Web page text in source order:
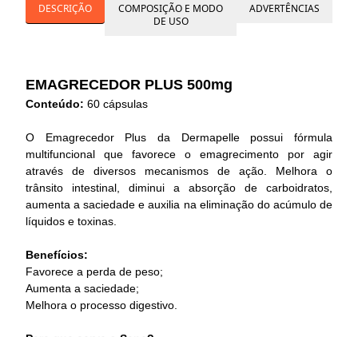
ADVERTÊNCIAS
COMPOSIÇÃO E MODO
DE USO
DESCRIÇÃO
EMAGRECEDOR PLUS 500mg
Conteúdo: 60 cápsulas
O Emagrecedor Plus da Dermapelle possui fórmula
multifuncional que favorece o emagrecimento por agir
através de diversos mecanismos de ação. Melhora o
trânsito intestinal, diminui a absorção de carboidratos,
aumenta a saciedade e auxilia na eliminação do acúmulo de
líquidos e toxinas.
Benefícios:
Favorece a perda de peso;
Aumenta a saciedade;
Melhora o processo digestivo.